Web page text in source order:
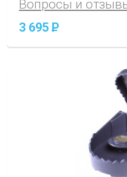
Вопросы и
3 695P